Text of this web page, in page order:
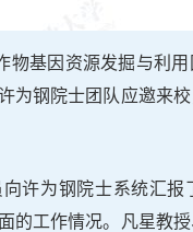
基因资源发掘与利用
为钢院士团队应邀来
许为钢院士系统汇报
的工作情况。凡星教